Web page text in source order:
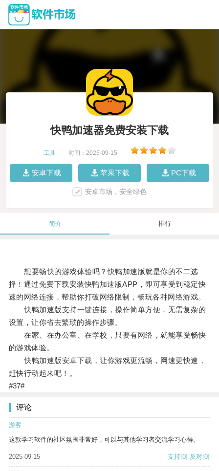
快鸭加速器免费安装下载
工具 时间：2025-09-15
安卓下载 苹果下载 PC下载
安卓市场，安全绿色
简介 排行
想要畅快的游戏体验吗？快鸭加速版就是你的不二选
择！通过免费下载安装快鸭加速版APP，即可享受到稳定快
速的网络连接，帮助你打破网络限制，畅玩各种网络游戏。
快鸭加速版支持一键连接，操作简单方便，无需复杂的
设置，让你省去繁琐的操作步骤。
在家、在办公室、在学校，只要有网络，就能享受畅快
的游戏体验。
快鸭加速版安卓下载，让你游戏更流畅，网速更快速，
赶快行动起来吧！。
#37#
评论
游客
这款学习软件的社区氛围非常好，可以与其他学习者交流学习心得。
2025-09-15 支持[0] 反对[0]